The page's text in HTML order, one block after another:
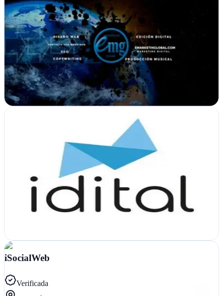
emarketinglobal
Verificada
Badajoz
Badajoz confía en eMarketingGlobal para transformar ideas en
campañas visuales impactantes y webs que convierten
Ver ficha completa
Desde Valencia, Idital impulsa marcas con estrategias de marketing
y publicidad diseñadas para conectar con tu audiencia y generar
resultados medibles
Ver ficha
iSocialWeb
Verificada